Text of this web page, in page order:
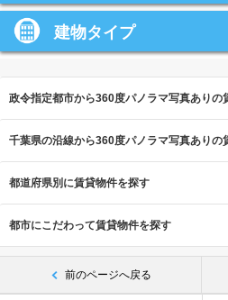
建物タイプ
政令指定都市から360度パノラマ写真ありの
千葉県の沿線から360度パノラマ写真ありの
都道府県別に賃貸物件を探す
都市にこだわって賃貸物件を探す
前のページへ戻る